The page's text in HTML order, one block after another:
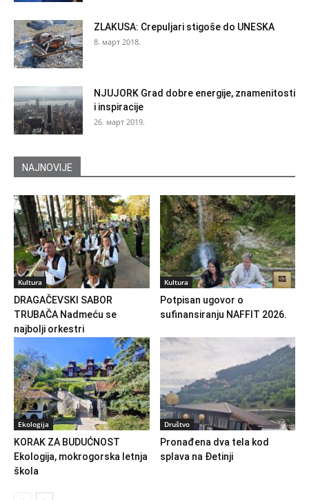
ZLAKUSA: Crepuljari stigoše do UNESKA
8. март 2018.
NJUJORK Grad dobre energije, znamenitosti
i inspiracije
26. март 2019.
NAJNOVIJE
Kultura
DRAGAČEVSKI SABOR
TRUBAČA Nadmeću se
najbolji orkestri
Kultura
Potpisan ugovor o
sufinansiranju NAFFIT 2026.
Ekologija
KORAK ZA BUDUĆNOST
Ekologija, mokrogorska letnja
škola
Društvo
Pronađena dva tela kod
splava na Đetinji